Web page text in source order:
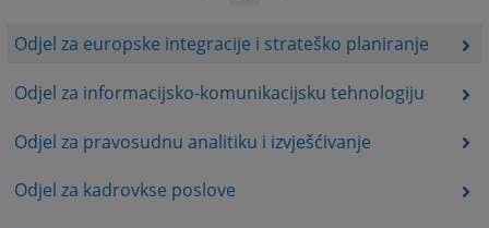
Odjel za europske integracije i strateško planiranje
Odjel za informacijsko-komunikacijsku tehnologiju
Odjel za pravosudnu analitiku i izvješćivanje
Odjel za kadrovkse poslove